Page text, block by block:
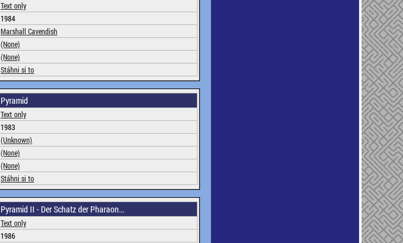
Text only
1984
Marshall Cavendish
(None)
(None)
Stáhni si to
Pyramid
Text only
1983
(Unknown)
(None)
(None)
Stáhni si to
Pyramid II - Der Schatz der Pharaon...
Text only
1986